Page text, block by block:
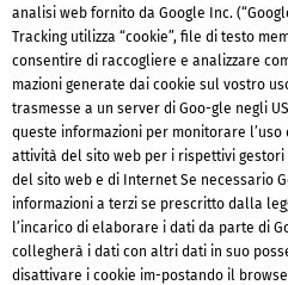
analisi web fornito da Google Inc.
Tracking utilizza “cookie”, file di testo
consentire di raccogliere e analizzare
mazioni generate dai cookie sul vostro
trasmesse a un server di Goo-gle negli
queste informazioni per monitorare
attività del sito web per i rispettivi
del sito web e di Internet Se necessario
informazioni a terzi se prescritto dalla
l’incarico di elaborare i dati da parte di
collegherà i dati con altri dati in suo
disattivare i cookie im-postando il